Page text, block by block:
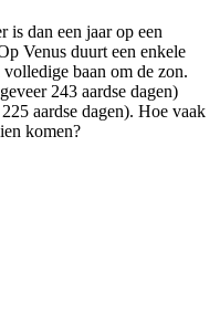
is dan een jaar op een
Venus duurt een enkele
baan om de zon.
243 aardse dagen)
aardse dagen). Hoe vaak
komen?